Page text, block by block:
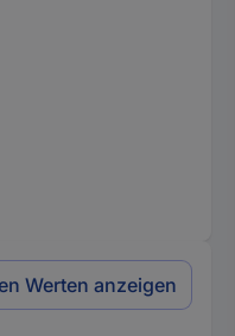
Werten anzeigen